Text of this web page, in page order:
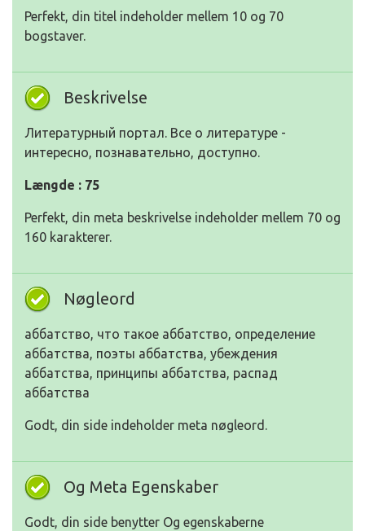
Perfekt, din titel indeholder mellem 10 og 70
bogstaver.
Beskrivelse
Литературный портал. Все о литературе -
интересно, познавательно, доступно.
Længde : 75
Perfekt, din meta beskrivelse indeholder mellem 70 og
160 karakterer.
Nøgleord
аббатство, что такое аббатство, определение
аббатства, поэты аббатства, убеждения
аббатства, принципы аббатства, распад
аббатства
Godt, din side indeholder meta nøgleord.
Og Meta Egenskaber
Godt, din side benytter Og egenskaberne